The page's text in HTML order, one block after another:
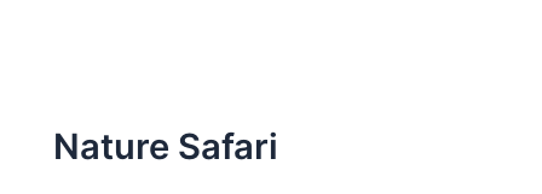
Nature Safari